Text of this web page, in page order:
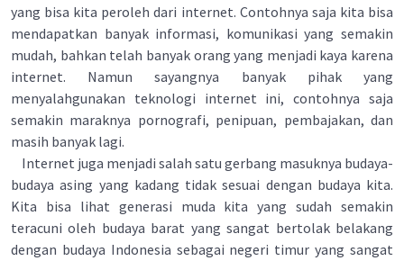
yang bisa kita peroleh dari internet. Contohnya saja kita bisa
mendapatkan banyak informasi, komunikasi yang semakin
mudah, bahkan telah banyak orang yang menjadi kaya karena
internet. Namun sayangnya banyak pihak yang
menyalahgunakan teknologi internet ini, contohnya saja
semakin maraknya pornografi, penipuan, pembajakan, dan
masih banyak lagi.
Internet juga menjadi salah satu gerbang masuknya budaya-
budaya asing yang kadang tidak sesuai dengan budaya kita.
Kita bisa lihat generasi muda kita yang sudah semakin
teracuni oleh budaya barat yang sangat bertolak belakang
dengan budaya Indonesia sebagai negeri timur yang sangat